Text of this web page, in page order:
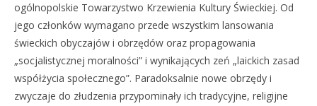
ogólnopolskie Towarzystwo Krzewienia Kultury Świeckiej. Od
jego członków wymagano przede wszystkim lansowania
świeckich obyczajów i obrzędów oraz propagowania
„socjalistycznej moralności” i wynikających zeń „laickich zasad
współżycia społecznego”. Paradoksalnie nowe obrzędy i
zwyczaje do złudzenia przypominały ich tradycyjne, religijne